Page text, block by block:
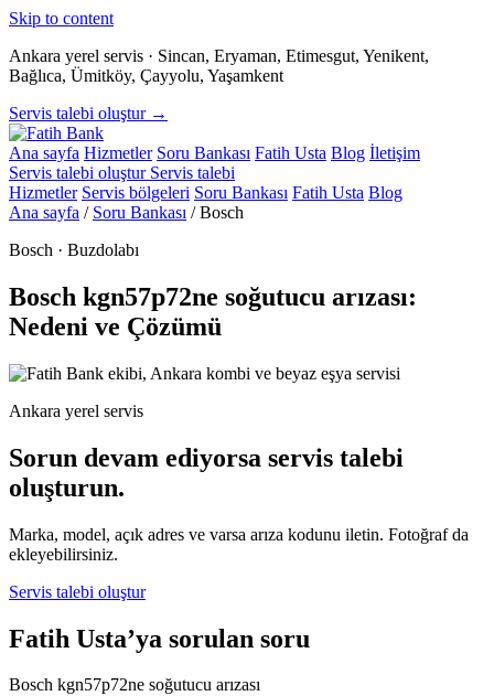
Skip to content
Ankara yerel servis · Sincan, Eryaman, Etimesgut, Yenikent,
Bağlıca, Ümitköy, Çayyolu, Yaşamkent
Servis talebi oluştur →
Ana sayfa Hizmetler Soru Bankası Fatih Usta Blog İletişim
Servis talebi oluştur Servis talebi
Hizmetler Servis bölgeleri Soru Bankası Fatih Usta Blog
Ana sayfa / Soru Bankası / Bosch
Bosch · Buzdolabı
Bosch kgn57p72ne soğutucu arızası:
Nedeni ve Çözümü
Ankara yerel servis
Sorun devam ediyorsa servis talebi
oluşturun.
Marka, model, açık adres ve varsa arıza kodunu iletin. Fotoğraf da
ekleyebilirsiniz.
Servis talebi oluştur
Fatih Usta’ya sorulan soru
Bosch kgn57p72ne soğutucu arızası